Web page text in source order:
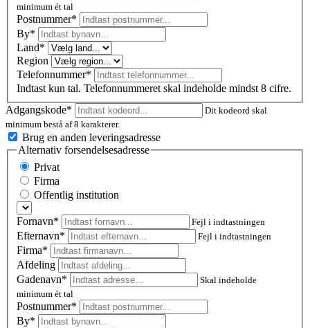
minimum ét tal
Postnummer*
By*
Land*
Region
Telefonnummer*
Indtast kun tal. Telefonnummeret skal indeholde mindst 8 cifre.
Adgangskode*
Dit kodeord skal
minimum bestå af 8 karakterer.
Brug en anden leveringsadresse
Alternativ forsendelsesadresse
Privat
Firma
Offentlig institution
Fornavn* Fejl i indtastningen
Efternavn* Fejl i indtastningen
Firma*
Afdeling
Gadenavn*
Skal indeholde
minimum ét tal
Postnummer*
By*